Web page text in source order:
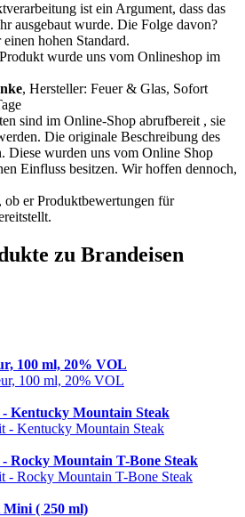
ist ein Argument, dass das
ausgebaut wurde. Die Folge davon?
hohen Standard.
wurde uns vom Onlineshop im
, Hersteller: Feuer & Glas, Sofort
sind im Online-Shop abrufbereit , sie
Die originale Beschreibung des
Diese wurden uns vom Online Shop
Einfluss besitzen. Wir hoffen dennoch,
ob er Produktbewertungen für
zu Brandeisen
100 ml, 20% VOL
Kentucky Mountain Steak
Rocky Mountain T-Bone Steak
Mini ( 250 ml)